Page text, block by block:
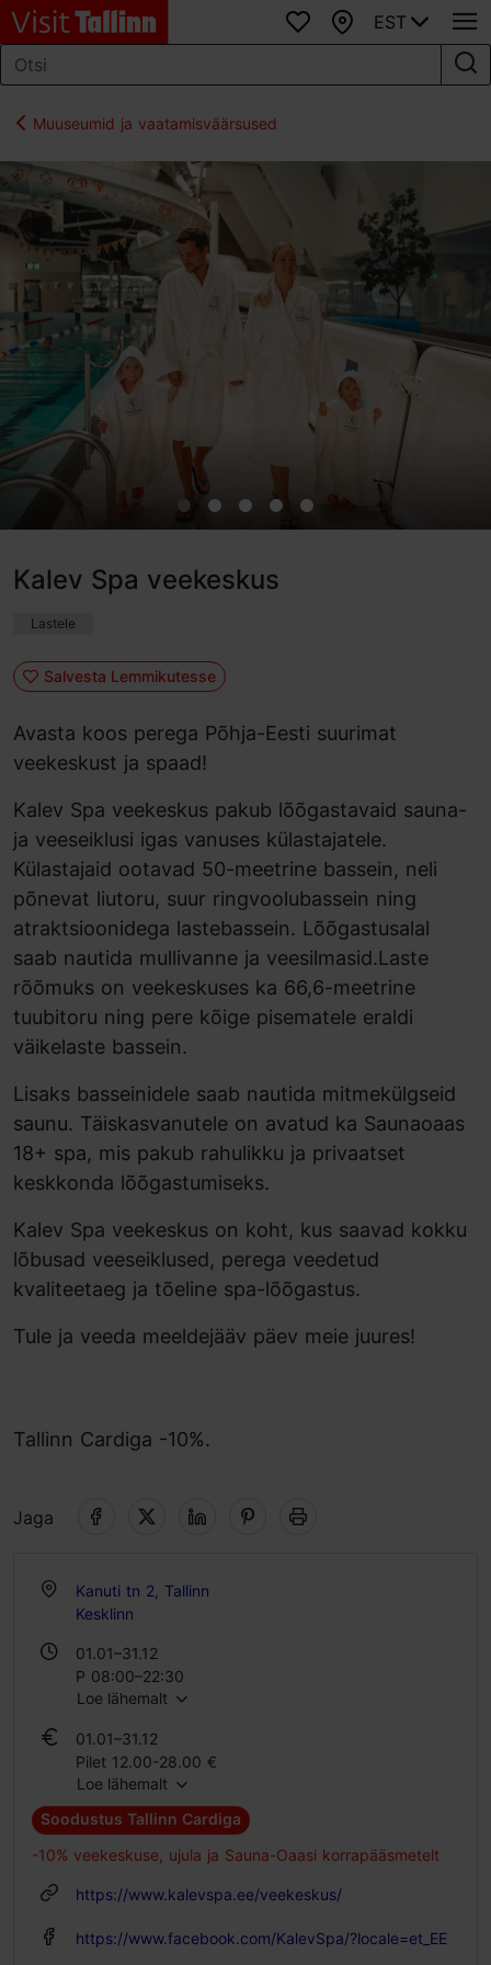
Lemmikud
Kaart
EST
Muuseumid ja vaatamisväärsused
Kalev Spa veekeskus
Lastele
Salvesta Lemmikutesse
Avasta koos perega Põhja-Eesti suurimat
veekeskust ja spaad!
Kalev Spa veekeskus pakub lõõgastavaid sauna-
ja veeseiklusi igas vanuses külastajatele.
Külastajaid ootavad 50-meetrine bassein, neli
põnevat liutoru, suur ringvoolubassein ning
atraktsioonidega lastebassein. Lõõgastusalal
saab nautida mullivanne ja veesilmasid.Laste
rõõmuks on veekeskuses ka 66,6-meetrine
tuubitoru ning pere kõige pisematele eraldi
väikelaste bassein.
Lisaks basseinidele saab nautida mitmekülgseid
saunu. Täiskasvanutele on avatud ka Saunaoaas
18+ spa, mis pakub rahulikku ja privaatset
keskkonda lõõgastumiseks.
Kalev Spa veekeskus on koht, kus saavad kokku
lõbusad veeseiklused, perega veedetud
kvaliteetaeg ja tõeline spa-lõõgastus.
Tule ja veeda meeldejääv päev meie juures!
Tallinn Cardiga -10%.
Jaga
Kanuti tn 2, Tallinn
Kesklinn
01.01–31.12
P 08:00–22:30
P 08:00–22:30
20.06–01.09
E-P 08:00–22:00
Loe lähemalt
01.01–31.12
Pilet 12.00-28.00 €
Õpilase pilet 6.80-23.00 €
Perepilet 68.00-83.00 €
20.06–01.09
Õpilase pilet 6.80-23.00 €
Loe lähemalt
Soodustus Tallinn Cardiga
-10% veekeskuse, ujula ja Sauna-Oaasi korrapääsmetelt
https://www.kalevspa.ee/veekeskus/
https://www.facebook.com/KalevSpa/?locale=et_EE